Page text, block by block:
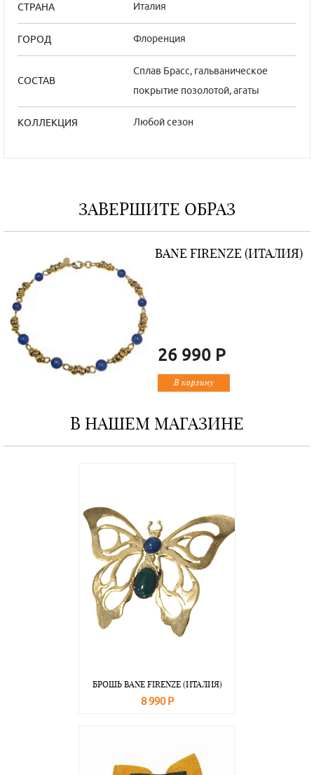
СТРАНА Италия
ГОРОД Флоренция
СОСТАВ
Сплав Брасс, гальваническое
покрытие позолотой, агаты
КОЛЛЕКЦИЯ Любой сезон
ЗАВЕРШИТЕ ОБРАЗ
BANE FIRENZE (ИТАЛИЯ)
26 990 Р
В корзину
В НАШЕМ МАГАЗИНЕ
БРОШЬ BANE FIRENZE (ИТАЛИЯ)
8 990 Р